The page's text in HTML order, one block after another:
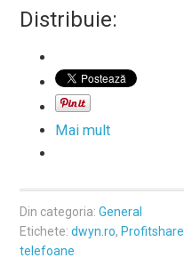
Distribuie:
Mai mult
Din categoria:General
Etichete:dwyn.ro, Profitshare
telefoane